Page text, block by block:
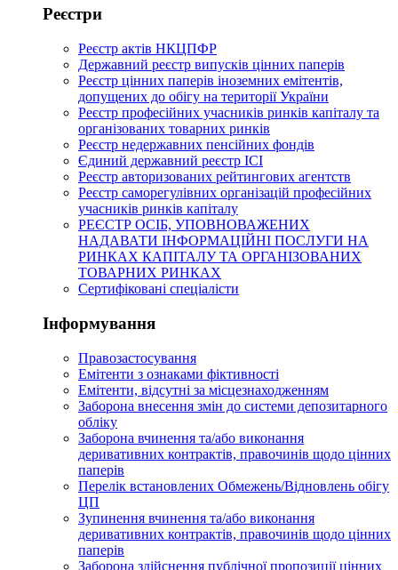
Реєстри
Реєстр актів НКЦПФР
Державний реєстр випусків цінних паперів
Реєстр цінних паперів іноземних емітентів,
допущених до обігу на території України
Реєстр професійних учасників ринків капіталу та
організованих товарних ринків
Реєстр недержавних пенсійних фондів
Єдиний державний реєстр ІСІ
Реєстр авторизованих рейтингових агентств
Реєстр саморегулівних організацій професійних
учасників ринків капіталу
РЕЄСТР ОСІБ, УПОВНОВАЖЕНИХ
НАДАВАТИ ІНФОРМАЦІЙНІ ПОСЛУГИ НА
РИНКАХ КАПІТАЛУ ТА ОРГАНІЗОВАНИХ
ТОВАРНИХ РИНКАХ
Сертифіковані спеціалісти
Інформування
Правозастосування
Емітенти з ознаками фіктивності
Eмітенти, відсутні за місцезнаходженням
Заборона внесення змін до системи депозитарного
обліку
Заборона вчинення та/або виконання
деривативних контрактів, правочинів щодо цінних
паперів
Перелік встановлених Обмежень/Відновлень обігу
ЦП
Зупинення вчинення та/або виконання
деривативних контрактів, правочинів щодо цінних
паперів
Заборона здійснення публічної пропозиції цінних